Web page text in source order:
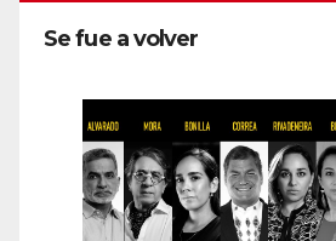
Se fue a volver